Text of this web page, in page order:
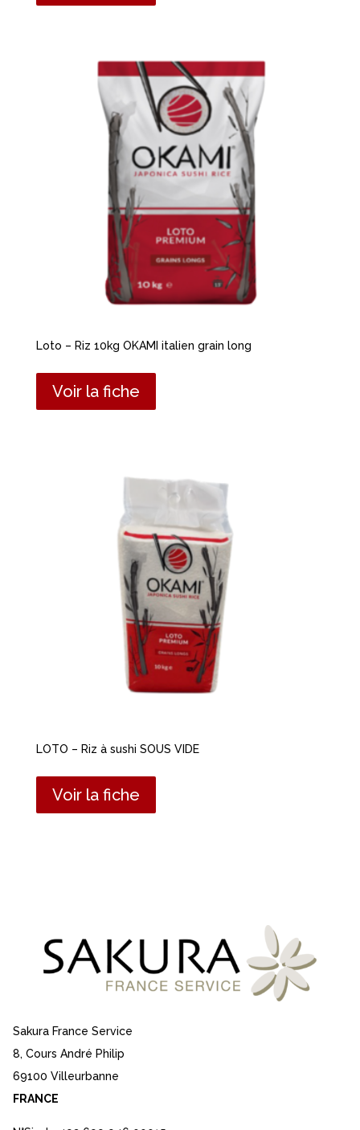
Loto – Riz 10kg OKAMI italien grain long
Voir la fiche
LOTO – Riz à sushi SOUS VIDE
Voir la fiche
Sakura France Service
8, Cours André Philip
69100 Villeurbanne
FRANCE